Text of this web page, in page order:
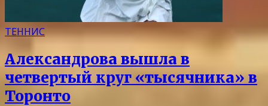
ТЕННИС
Александрова вышла в
четвертый круг «тысячника» в
Торонто